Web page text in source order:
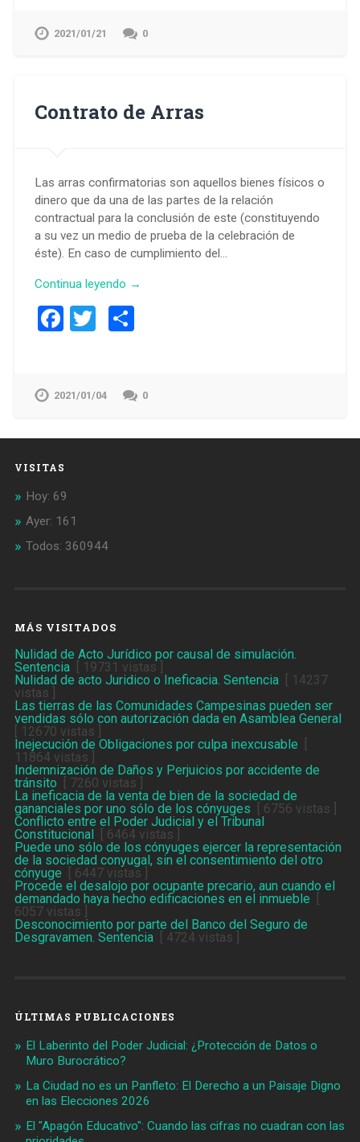
2021/01/21 0
Contrato de Arras
Las arras confirmatorias son aquellos bienes físicos o
dinero que da una de las partes de la relación
contractual para la conclusión de este (constituyendo
a su vez un medio de prueba de la celebración de
éste). En caso de cumplimiento del…
Continua leyendo →
Facebook
Twitter
2021/01/04 0
VISITAS
Hoy: 69
Ayer: 161
Todos: 360944
MÁS VISITADOS
Nulidad de Acto Jurídico por causal de simulación.
Sentencia[ 19731 vistas ]
Nulidad de acto Juridico o Ineficacia. Sentencia[ 14237
vistas ]
Las tierras de las Comunidades Campesinas pueden ser
vendidas sólo con autorización dada en Asamblea General
[ 12670 vistas ]
Inejecución de Obligaciones por culpa inexcusable
11864 vistas ]
Indemnización de Daños y Perjuicios por accidente de
tránsito [ 7260 vistas ]
La ineficacia de la venta de bien de la sociedad de
gananciales por uno sólo de los cónyuges [ 6756 vistas ]
Conflicto entre el Poder Judicial y el Tribunal
Constitucional [ 6464 vistas ]
Puede uno sólo de los cónyuges ejercer la representación
de la sociedad conyugal, sin el consentimiento del otro
cónyuge [ 6447 vistas ]
Procede el desalojo por ocupante precario, aun cuando el
demandado haya hecho edificaciones en el inmueble
6057 vistas ]
Desconocimiento por parte del Banco del Seguro de
Desgravamen. Sentencia[ 4724 vistas ]
ÚLTIMAS PUBLICACIONES
El Laberinto del Poder Judicial: ¿Protección de Datos o
Muro Burocrático?
La Ciudad no es un Panfleto: El Derecho a un Paisaje Digno
en las Elecciones 2026
El "Apagón Educativo": Cuando las cifras no cuadran con las